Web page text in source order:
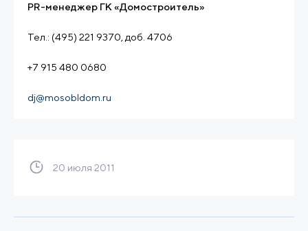
PR-менеджер ГК «Домостроитель»
Тел.: (495) 221 9370, доб. 4706
+7 915 480 0680
dj@mosobldom.ru
20 июля 2011